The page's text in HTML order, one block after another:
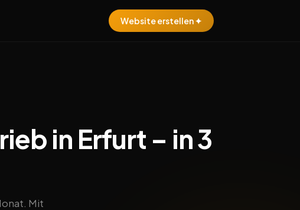
Website erstellen ✦
in Erfurt – in 3
Mit